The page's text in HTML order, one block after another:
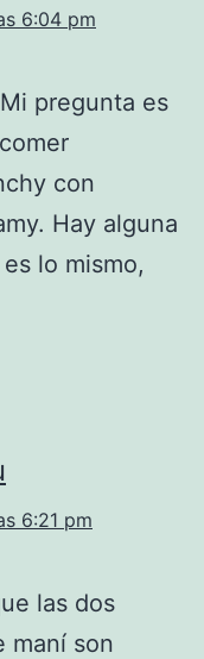
6:04 pm
pregunta es
con
Hay alguna
lo mismo,
6:21 pm
las dos
maní son